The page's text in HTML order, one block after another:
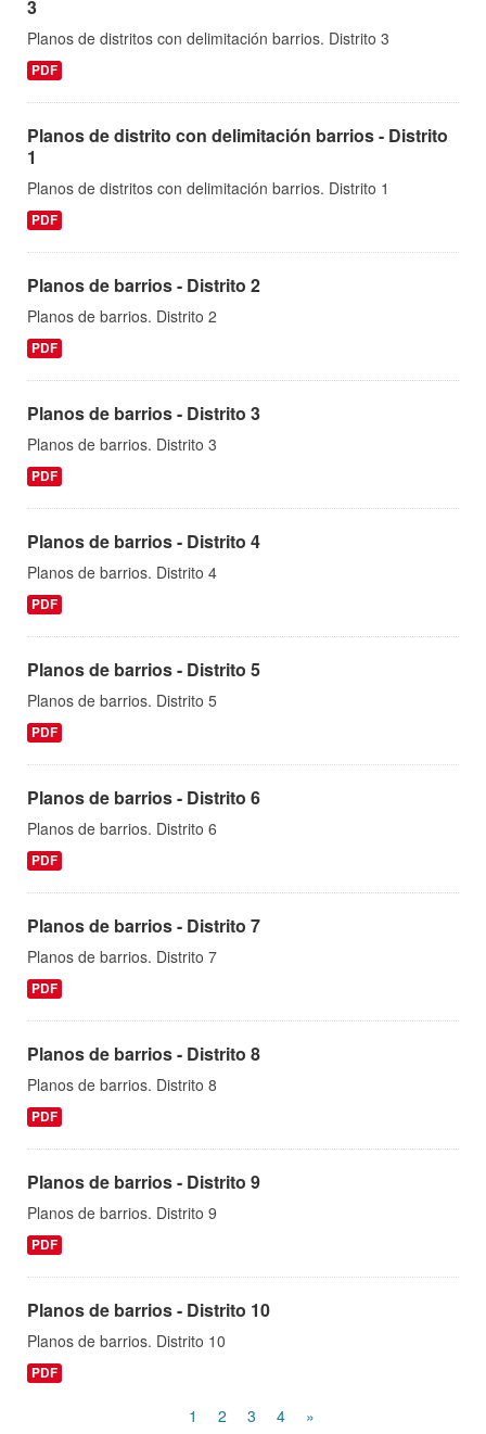
3
Planos de distritos con delimitación barrios. Distrito 3
PDF
Planos de distrito con delimitación barrios - Distrito
1
Planos de distritos con delimitación barrios. Distrito 1
PDF
Planos de barrios - Distrito 2
Planos de barrios. Distrito 2
PDF
Planos de barrios - Distrito 3
Planos de barrios. Distrito 3
PDF
Planos de barrios - Distrito 4
Planos de barrios. Distrito 4
PDF
Planos de barrios - Distrito 5
Planos de barrios. Distrito 5
PDF
Planos de barrios - Distrito 6
Planos de barrios. Distrito 6
PDF
Planos de barrios - Distrito 7
Planos de barrios. Distrito 7
PDF
Planos de barrios - Distrito 8
Planos de barrios. Distrito 8
PDF
Planos de barrios - Distrito 9
Planos de barrios. Distrito 9
PDF
Planos de barrios - Distrito 10
Planos de barrios. Distrito 10
PDF
1 2 3 4 »